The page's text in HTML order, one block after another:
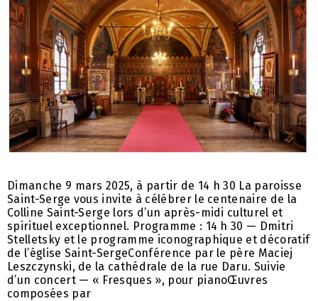
Dimanche 9 mars 2025, à partir de 14 h 30 La paroisse
Saint-Serge vous invite à célébrer le centenaire de la
Colline Saint-Serge lors d’un après-midi culturel et
spirituel exceptionnel. Programme : 14 h 30 — Dmitri
Stelletsky et le programme iconographique et décoratif
de l’église Saint-SergeConférence par le père Maciej
Leszczynski, de la cathédrale de la rue Daru. Suivie
d’un concert — « Fresques », pour pianoŒuvres
composées par